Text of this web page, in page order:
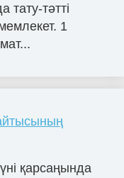
тату-тәтті
1
қарсаңында